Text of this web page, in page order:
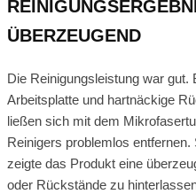
ÜBERZEUGEND
Die Reinigungsleistung war gut.
Arbeitsplatte und hartnäckige
ließen sich mit dem
Reinigers problemlos
zeigte das Produkt eine
oder Rückstände zu